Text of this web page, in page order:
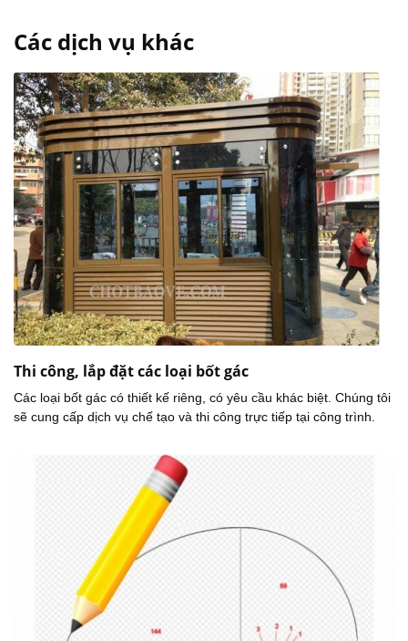
Các dịch vụ khác
Thi công, lắp đặt các loại bốt gác
Các loại bốt gác có thiết kế riêng, có yêu cầu khác biệt. Chúng tôi
sẽ cung cấp dịch vụ chế tạo và thi công trực tiếp tại công trình.